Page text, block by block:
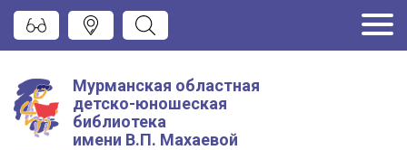
Мурманская областная
детско-юношеская
библиотека
имени В.П. Махаевой